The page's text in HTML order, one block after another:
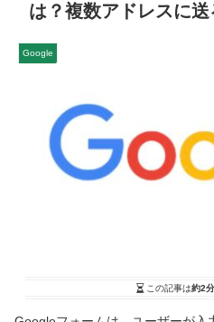
は？複数アドレスに
Google
この記事は約2分